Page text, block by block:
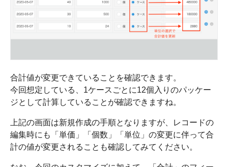
合計値が変更できていることを確認できます。
今回想定している、1ケースごとに12個入りのパッケー
ジとして計算していることが確認できますね。
上記の画面は新規作成の手順となりますが、レコードの
編集時にも「単価」「個数」「単位」の変更に伴って合
計の値が変更されることも確認してみてください。